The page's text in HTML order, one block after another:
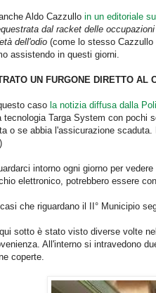
Aldo Cazzullo in un editoriale
dal racket delle
dell'odio (come lo stesso
assistendo in questi giorni.
UN FURGONE DIRETTO AL
caso la notizia diffusa dalla
tecnologia Targa System con pochi
o se abbia l'assicurazione
intorno ogni giorno per
elettronico, potrebbero essere
che riguardano il II° Municipio
qui sotto è stato visto diverse volte
All'interno si intravedono
coperte.